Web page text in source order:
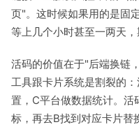
页"。这时候如果用的是固
等上几个小时甚至一两天，
活码的价值在于"后端换链
工具跟卡片系统是割裂的
置，C平台做数据统计。活
标，再去B找到对应卡片替